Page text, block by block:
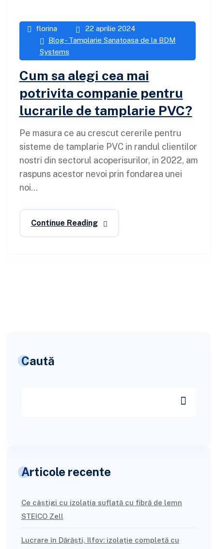
florina
22 aprilie 2024
Blog - Tamplarie Sanatoasa de la BDM
Systems
Cum sa alegi cea mai
potrivita companie pentru
lucrarile de tamplarie PVC?
Pe masura ce au crescut cererile pentru
sisteme de tamplarie PVC in randul clientilor
nostri din sectorul acoperisurilor, in 2022, am
raspuns acestor nevoi prin fondarea unei
noi...
Continue Reading
Caută
Articole recente
Ce câștigi cu izolația suflată cu fibră de lemn
STEICO Zell
Lucrare în Dărăști, Ilfov: izolație completă cu